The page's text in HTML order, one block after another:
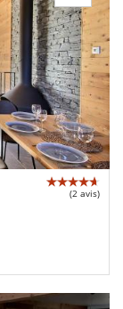
(2 avis)